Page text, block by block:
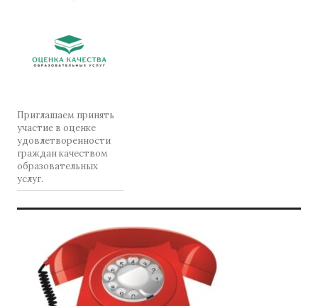
Приглашаем принять
участие в оценке
удовлетворенности
граждан качеством
образовательных
услуг.